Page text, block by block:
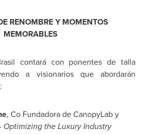
RENOMBRE Y MOMENTOS
MEMORABLES
contará con ponentes de talla
a visionarios que abordarán
, Co Fundadora de CanopyLab y
Optimizing the Luxury Industry